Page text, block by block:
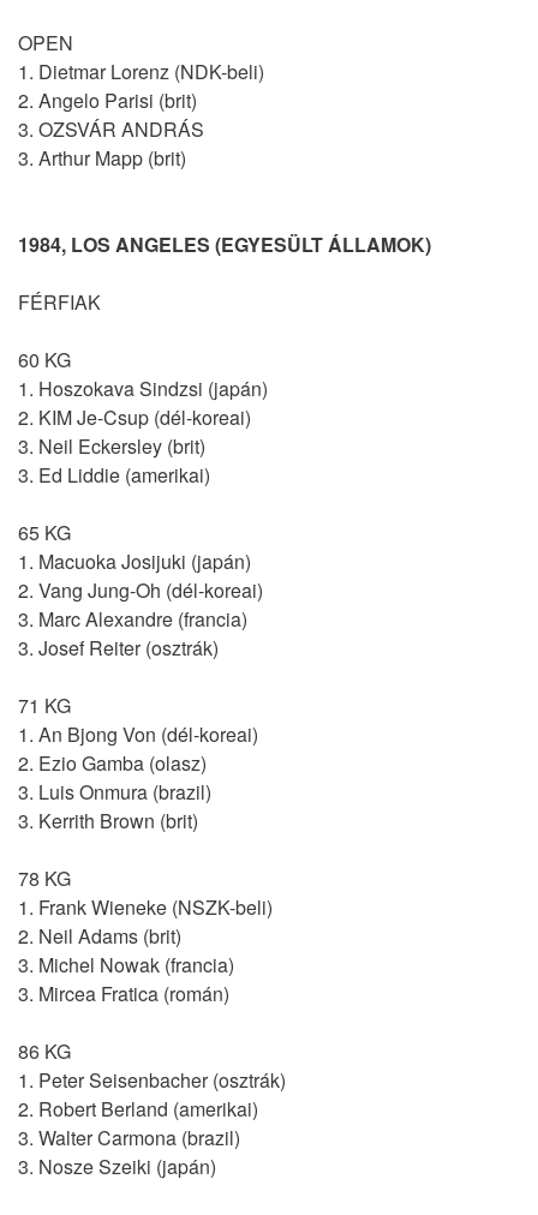
OPEN
1. Dietmar Lorenz (NDK-beli)
2. Angelo Parisi (brit)
3. OZSVÁR ANDRÁS
3. Arthur Mapp (brit)
1984, LOS ANGELES (EGYESÜLT ÁLLAMOK)
FÉRFIAK
60 KG
1. Hoszokava Sindzsi (japán)
2. KIM Je-Csup (dél-koreai)
3. Neil Eckersley (brit)
3. Ed Liddie (amerikai)
65 KG
1. Macuoka Josijuki (japán)
2. Vang Jung-Oh (dél-koreai)
3. Marc Alexandre (francia)
3. Josef Reiter (osztrák)
71 KG
1. An Bjong Von (dél-koreai)
2. Ezio Gamba (olasz)
3. Luis Onmura (brazil)
3. Kerrith Brown (brit)
78 KG
1. Frank Wieneke (NSZK-beli)
2. Neil Adams (brit)
3. Michel Nowak (francia)
3. Mircea Fratica (román)
86 KG
1. Peter Seisenbacher (osztrák)
2. Robert Berland (amerikai)
3. Walter Carmona (brazil)
3. Nosze Szeiki (japán)